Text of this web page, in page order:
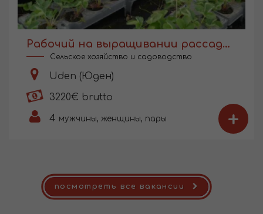
Рабочий на выращивании рассады в Голландии
Сельское хозяйство и садоводство
Uden (Юден)
3220€ brutto
4 мужчины, женщины, пары +
посмотреть все вакансии